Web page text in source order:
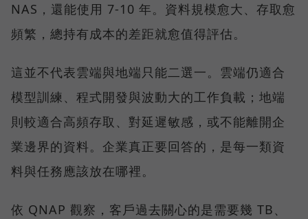
NAS，還能使用 7-10 年。資料規模愈大、存取愈
頻繁，總持有成本的差距就愈值得評估。
這並不代表雲端與地端只能二選一。雲端仍適合
模型訓練、程式開發與波動大的工作負載；地端
則較適合高頻存取、對延遲敏感，或不能離開企
業邊界的資料。企業真正要回答的，是每一類資
料與任務應該放在哪裡。
依 QNAP 觀察，客戶過去關心的是需要幾 TB、